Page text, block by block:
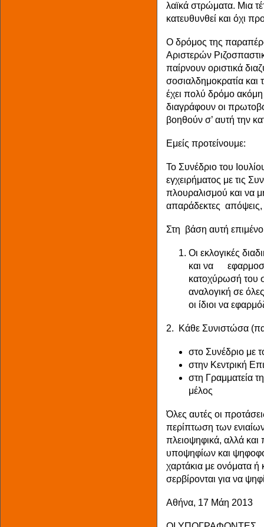
λαϊκά στρώματα. Μια
κατευθυνθεί και όχι
Ο δρόμος της
Αριστερών
παίρνουν οριστικά
σοσιαλδημοκρατία και
έχει πολύ δρόμο ακόμη
διαγράφουν οι
βοηθούν σ’ αυτή την
Εμείς προτείνουμε:
Το Συνέδριο του
εγχειρήματος με τις
πλουραλισμού και να
απαράδεκτες
Στη βάση αυτή
Οι εκλογικές
και να
κατοχύρωσή του
αναλογική σε
οι ίδιοι να
2. Κάθε Συνιστώσα
στο Συνέδριο με
στην Κεντρική
στη Γραμματεία
μέλος
Όλες αυτές οι
περίπτωση των
πλειοψηφικά, αλλά
υποψηφίων και
χαρτάκια με ονόματα
σερβίρονται για να
Αθήνα, 17 Μάη 2013